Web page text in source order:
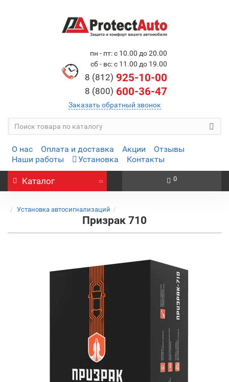
пн - пт: с 10.00 до 20.00
сб - вс: с 11.00 до 19.00
8 (812) 925-10-00
8 (800) 600-36-47
Заказать обратный звонок
О нас Оплата и доставка Акции
Отзывы
Наши работы
Установка Контакты
Каталог 0
Установка автосигнализаций
Призрак 710